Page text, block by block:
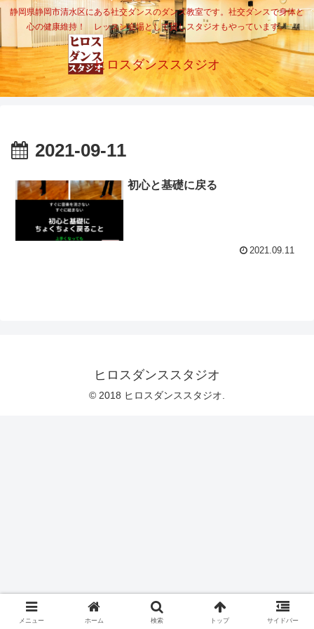
静岡県静岡市清水区にある社交ダンスのダンス教室です。社交ダンスで身体と
心の健康維持！ レッスン会場として貸しスタジオもやっています。
ヒロスダンススタジオ
2021-09-11
初心と基礎に戻る
2021.09.11
ヒロスダンススタジオ
© 2018 ヒロスダンススタジオ.
メニュー ホーム 検索 トップ サイドバー